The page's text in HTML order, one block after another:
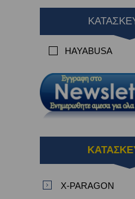
HAYABUSA
X-PARAGON